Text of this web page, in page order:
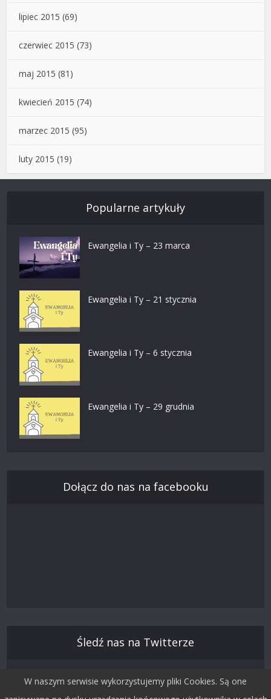
lipiec 2015 (69)
czerwiec 2015 (73)
maj 2015 (81)
kwiecień 2015 (74)
marzec 2015 (95)
luty 2015 (19)
Popularne artykuły
Ewangelia i Ty – 23 marca
Ewangelia i Ty – 21 stycznia
Ewangelia i Ty – 6 stycznia
Ewangelia i Ty – 29 grudnia
Dołącz do nas na facebooku
Śledź nas na Twitterze
W naszym serwisie wykorzystujemy pliki Cookies. Są one